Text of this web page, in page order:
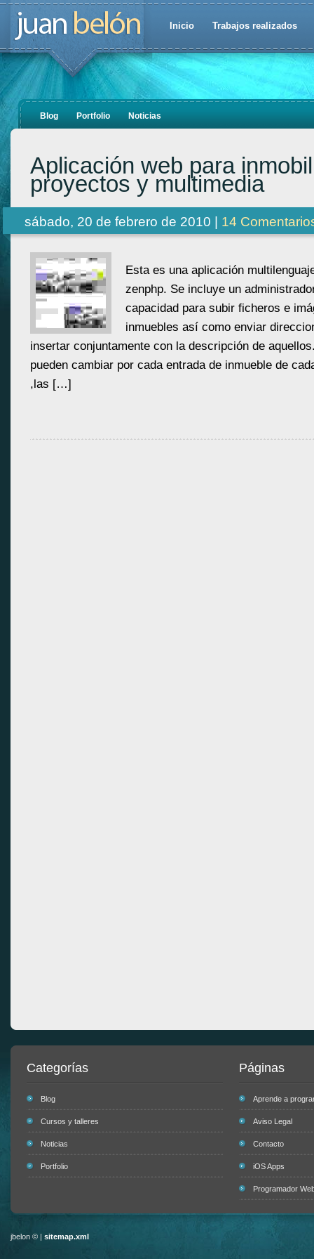
Inicio Trabajos realizados
Blog Portfolio Noticias
Aplicación web para
proyectos y multimedia
sábado, 20 de febrero de 2010 | 14
Esta es una aplicación
zenphp. Se incluye un
capacidad para subir ficheros e
inmuebles así como enviar
insertar conjuntamente con la descripción de
pueden cambiar por cada entrada de inmueble de
,las […]
Categorías
Blog
Cursos y talleres
Noticias
Portfolio
Páginas
Aprende a
Aviso Legal
Contacto
iOS Apps
Programador
jbelon © | sitemap.xml